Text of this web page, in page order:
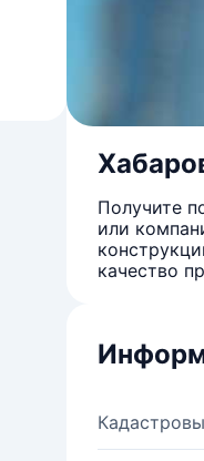
Получите
или
качество